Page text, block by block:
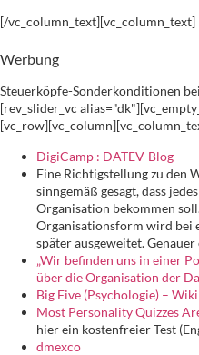
[/vc_column_text][vc_column_text]
Werbung
Steuerköpfe-Sonderkonditionen
[rev_slider_vc
DigiCamp : DATEV-Blog
Eine Richtigstellung zu den
sinngemäß gesagt, dass
Organisation bekommen
Organisationsform wird bei
später ausgeweitet.
„Wir befinden uns in einer
über die Organisation der
Big Five (Psychologie) –
Most Personality Quizzes
hier ein kostenfreier Test
dmexco